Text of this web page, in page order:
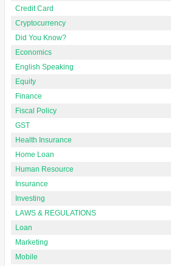
Credit Card
Cryptocurrency
Did You Know?
Economics
English Speaking
Equity
Finance
Fiscal Policy
GST
Health Insurance
Home Loan
Human Resource
Insurance
Investing
LAWS & REGULATIONS
Loan
Marketing
Mobile